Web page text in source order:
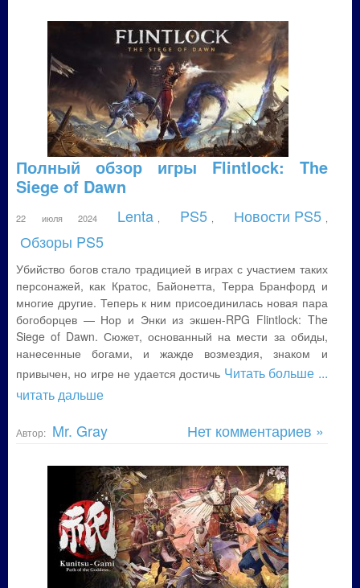
Полный обзор игры Flintlock: The
Siege of Dawn
22 июля 2024 Lenta PS5 Новости PS5
Обзоры PS5
Убийство богов стало традицией в играх с участием таких
персонажей, как Кратос, Байонетта, Терра Бранфорд и
многие другие. Теперь к ним присоединилась новая пара
богоборцев — Нор и Энки из экшен-RPG Flintlock: The
Siege of Dawn. Сюжет, основанный на мести за обиды,
нанесенные богами, и жажде возмездия, знаком и
привычен, но игре не удается достичь Читать больше ...
читать дальше
Автор: Mr. Gray Нет комментариев »